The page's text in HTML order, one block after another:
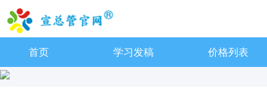
首页 学习发稿 价格列表